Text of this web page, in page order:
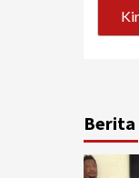
Berita